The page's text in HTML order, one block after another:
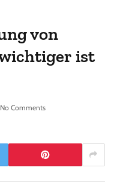
von
ist
No Comments